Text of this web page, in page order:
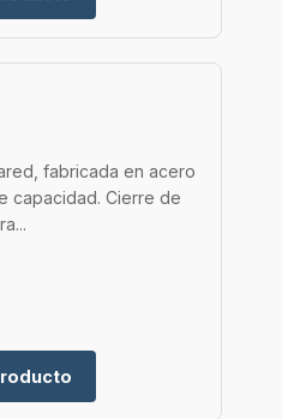
fabricada en acero
capacidad. Cierre de